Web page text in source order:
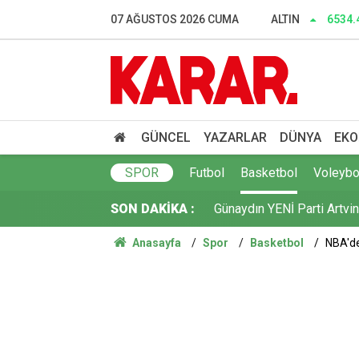
07 AĞUSTOS 2026 CUMA ALTIN
GÜNCEL YAZARLAR DÜNYA
SPOR Futbol Basketbol
SON DAKİKA :
SONAR anketinde Yeni
Tahliye edilen
Cezayir demiryolu tekeri
Günaydın YENİ Parti
Çerçeve yasa sonrası
Anasayfa Spor Basketbol